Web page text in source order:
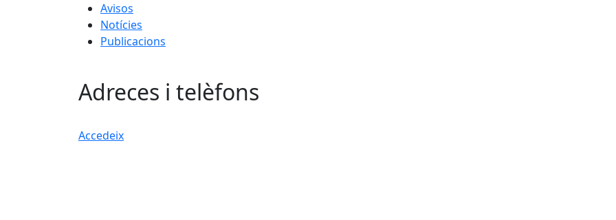
Avisos
Notícies
Publicacions
Adreces i telèfons
Accedeix